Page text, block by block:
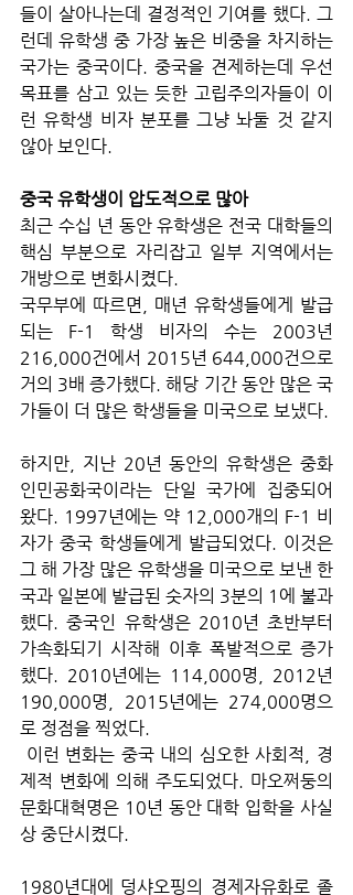
들이 살아나는데 결정적인 기여를 했다. 그
런데 유학생 중 가장 높은 비중을 차지하는
국가는 중국이다. 중국을 견제하는데 우선
목표를 삼고 있는 듯한 고립주의자들이 이
런 유학생 비자 분포를 그냥 놔둘 것 같지
않아 보인다.
중국 유학생이 압도적으로 많아
최근 수십 년 동안 유학생은 전국 대학들의
핵심 부분으로 자리잡고 일부 지역에서는
개방으로 변화시켰다.
국무부에 따르면, 매년 유학생들에게 발급
되는 F-1 학생 비자의 수는 2003년
216,000건에서 2015년 644,000건으로
거의 3배 증가했다. 해당 기간 동안 많은 국
가들이 더 많은 학생들을 미국으로 보냈다.
하지만, 지난 20년 동안의 유학생은 중화
인민공화국이라는 단일 국가에 집중되어
왔다. 1997년에는 약 12,000개의 F-1 비
자가 중국 학생들에게 발급되었다. 이것은
그 해 가장 많은 유학생을 미국으로 보낸 한
국과 일본에 발급된 숫자의 3분의 1에 불과
했다. 중국인 유학생은 2010년 초반부터
가속화되기 시작해 이후 폭발적으로 증가
했다. 2010년에는 114,000명, 2012년
190,000명, 2015년에는 274,000명으
로 정점을 찍었다.
제적 변화에 의해 주도되었다. 마오쩌둥의
문화대혁명은 10년 동안 대학 입학을 사실
상 중단시켰다.
1980년대에 덩샤오핑의 경제자유화로 졸